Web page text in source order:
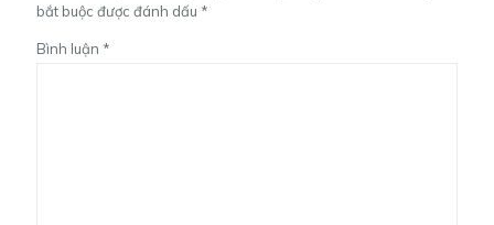
bắt buộc được đánh dấu *
Bình luận *